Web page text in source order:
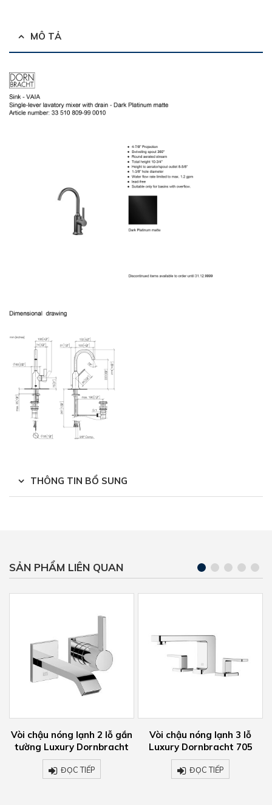
MÔ TẢ
THÔNG TIN BỔ SUNG
SẢN PHẨM LIÊN QUAN
Vòi chậu nóng lạnh 3 lỗ
Luxury Dornbracht 705
ĐỌC TIẾP
Concealed Thermostat
With Two Function Volume
Control 36 426 970-00
ĐỌC TIẾP